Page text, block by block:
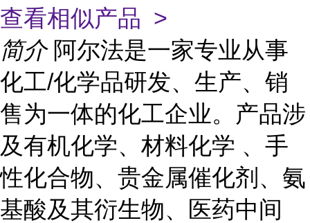
查看相似产品 >
简介 阿尔法是一家专业从事
化工/化学品研发、生产、销
售为一体的化工企业。产品涉
及有机化学、材料化学 、手
性化合物、贵金属催化剂、氨
基酸及其衍生物、医药中间